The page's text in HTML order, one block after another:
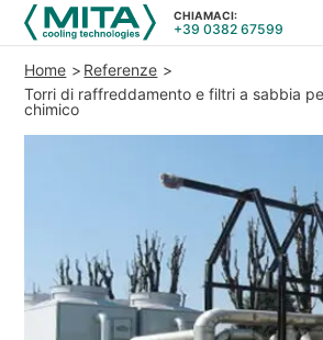
CHIAMACI:
+39 0382 67599
PRODOTTI
APPLICAZIONI
SERVIZI E CONSULENZA
RISORSE
CONTATTI
Home
Referenze
Torri di raffreddamento e filtri a sabbia
chimico